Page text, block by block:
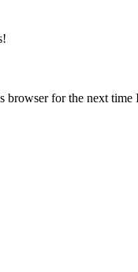
browser for the next time